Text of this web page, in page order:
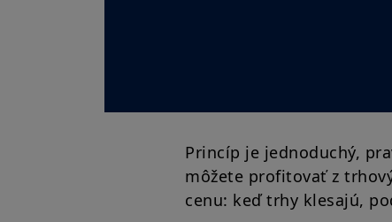
Princíp je jednoduchý,
môžete profitovať z
cenu: keď trhy klesajú,